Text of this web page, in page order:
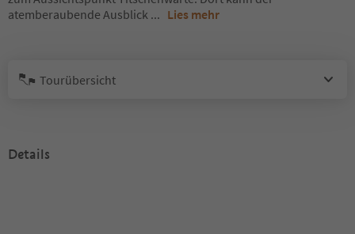
atemberaubende Ausblick ... Lies mehr
Tourübersicht
Details